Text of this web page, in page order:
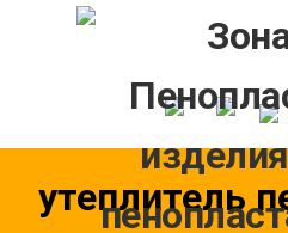
утеплитель